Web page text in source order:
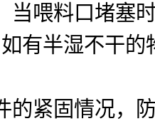
当喂料口堵塞
有半湿不干
的紧固情况，